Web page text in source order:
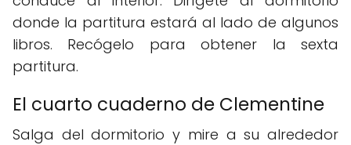
donde la partitura estará al lado de algunos
libros. Recógelo para obtener la sexta
partitura.
El cuarto cuaderno de Clementine
Salga del dormitorio y mire a su alrededor